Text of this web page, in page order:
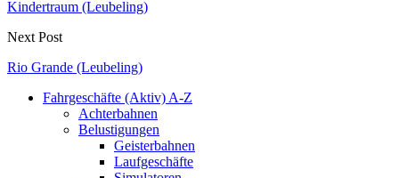
Kindertraum (Leubeling)
Next Post
Rio Grande (Leubeling)
Fahrgeschäfte (Aktiv) A-Z
Achterbahnen
Belustigungen
Geisterbahnen
Laufgeschäfte